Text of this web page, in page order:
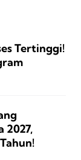
Tertinggi!
2027,